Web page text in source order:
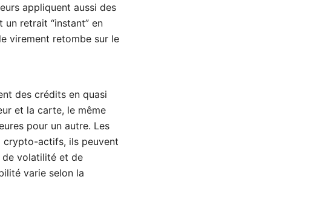
appliquent aussi des
retrait “instant” en
virement retombe sur le
des crédits en quasi
et la carte, le même
pour un autre. Les
crypto-actifs, ils peuvent
de volatilité et de
varie selon la